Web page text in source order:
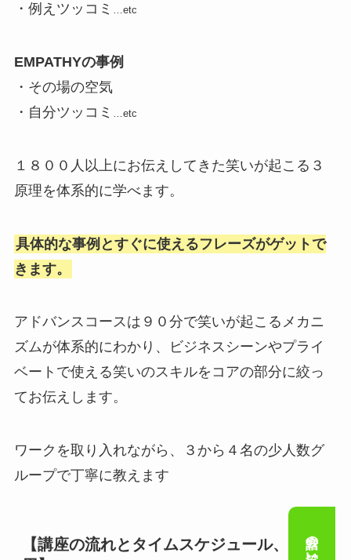
・例えツッコミ …etc
EMPATHYの事例
・その場の空気
・自分ツッコミ
…etc
１８００人以上にお伝えしてきた笑いが起こる３
原理を体系的に学べます。
具体的な事例とすぐに使えるフレーズがゲットで
きます。
アドバンスコースは９０分で笑いが起こるメカニ
ズムが体系的にわかり、ビジネスシーンやプライ
ベートで使える笑いのスキルをコアの部分に絞っ
てお伝えします。
ワークを取り入れながら、３から４名の少人数グ
ループで丁寧に教えます
【講座の流れとタイムスケジュール、費